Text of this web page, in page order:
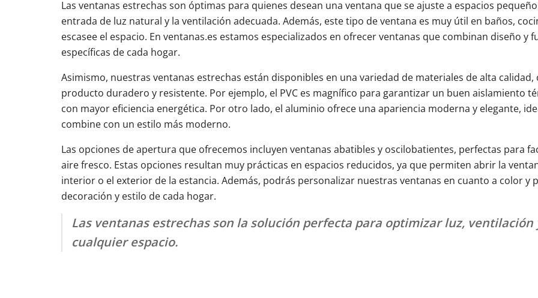
Las ventanas estrechas son óptimas para quienes desean una ventana que se ajuste a espacios
entrada de luz natural y la ventilación adecuada. Además, este tipo de ventana es muy útil en baños,
escasee el espacio. En ventanas.es estamos especializados en ofrecer ventanas que combinan diseño y
específicas de cada hogar.
Asimismo, nuestras ventanas estrechas están disponibles en una variedad de materiales de alta
producto duradero y resistente. Por ejemplo, el PVC es magnífico para garantizar un buen aislamiento
con mayor eficiencia energética. Por otro lado, el aluminio ofrece una apariencia moderna y elegante,
combine con un estilo más moderno.
Las opciones de apertura que ofrecemos incluyen ventanas abatibles y oscilobatientes, perfectas para
aire fresco. Estas opciones resultan muy prácticas en espacios reducidos, ya que permiten abrir la
interior o el exterior de la estancia. Además, podrás personalizar nuestras ventanas en cuanto a color y
decoración y estilo de cada hogar.
Las ventanas estrechas son la solución perfecta para optimizar luz, ventilación
cualquier espacio.